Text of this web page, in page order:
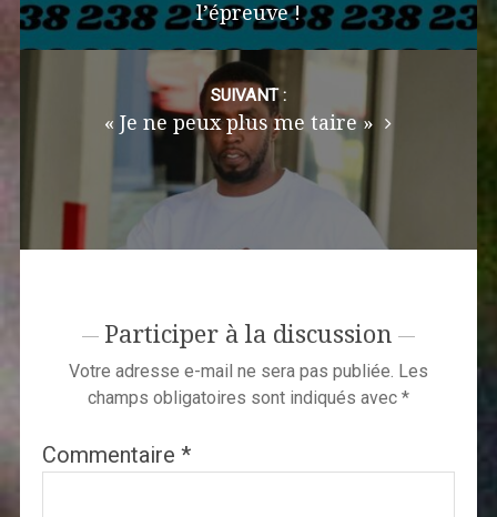
l’épreuve !
SUIVANT :
« Je ne peux plus me taire »
Participer à la discussion
Votre adresse e-mail ne sera pas publiée. Les
champs obligatoires sont indiqués avec *
Commentaire *